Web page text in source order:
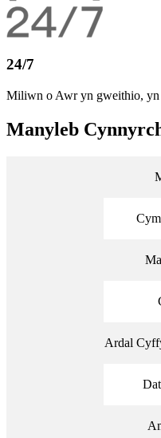
24/7
Miliwn o Awr yn gweithio, yn
Manyleb
Ardal